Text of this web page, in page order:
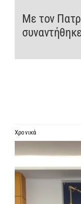
ΤΟ ΠΑΤΡΙΑΡΧΕΙΟ
KEIMENA
MEDIA
Με τον
Χρονικά
εικόνας